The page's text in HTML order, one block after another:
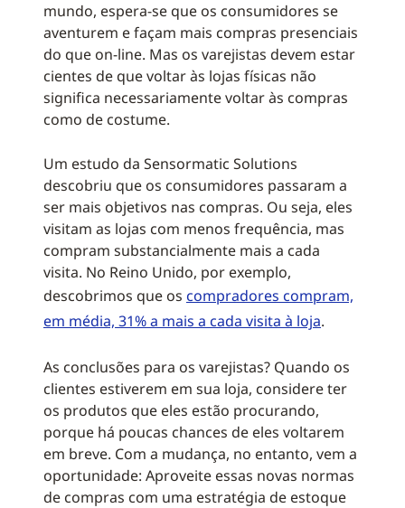
mundo, espera-se que os consumidores se
aventurem e façam mais compras presenciais
do que on-line. Mas os varejistas devem estar
cientes de que voltar às lojas físicas não
significa necessariamente voltar às compras
como de costume.
Um estudo da Sensormatic Solutions
descobriu que os consumidores passaram a
ser mais objetivos nas compras. Ou seja, eles
visitam as lojas com menos frequência, mas
compram substancialmente mais a cada
visita. No Reino Unido, por exemplo,
descobrimos que os compradores compram,
em média, 31% a mais a cada visita à loja.
As conclusões para os varejistas? Quando os
clientes estiverem em sua loja, considere ter
os produtos que eles estão procurando,
porque há poucas chances de eles voltarem
em breve. Com a mudança, no entanto, vem a
oportunidade: Aproveite essas novas normas
de compras com uma estratégia de estoque